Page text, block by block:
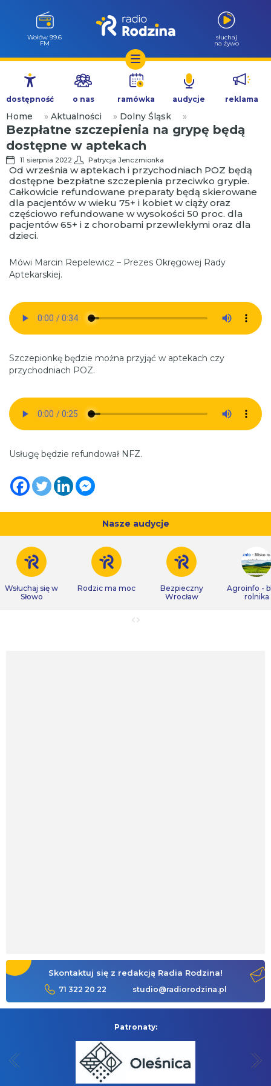
Przejdź
treści
Wołów 99.6
FM
słuchaj
na żywo
dostępność o nas ramówka audycje reklama
Home » Aktualności » Dolny Śląsk »
Bezpłatne szczepienia na grypę będą
dostępne w aptekach
11 sierpnia 2022 Patrycja Jenczmionka
Od września w aptekach i przychodniach POZ będą
dostępne bezpłatne szczepienia przeciwko grypie.
Całkowicie refundowane preparaty będą skierowane
dla pacjentów w wieku 75+ i kobiet w ciąży oraz
częściowo refundowane w wysokości 50 proc. dla
pacjentów 65+ i z chorobami przewlekłymi oraz dla
dzieci.
Mówi Marcin Repelewicz – Prezes Okręgowej Rady
Aptekarskiej.
Szczepionkę będzie można przyjąć w aptekach czy
przychodniach POZ.
Usługę będzie refundował NFZ.
Nasze audycje
Wsłuchaj się w
Słowo
Rodzic ma moc
Bezpieczny
Wrocław
Agroinfo -
rolnika
Skontaktuj się z redakcją Radia Rodzina!
71 322 20 22 studio@radiorodzina.pl
Patronaty: